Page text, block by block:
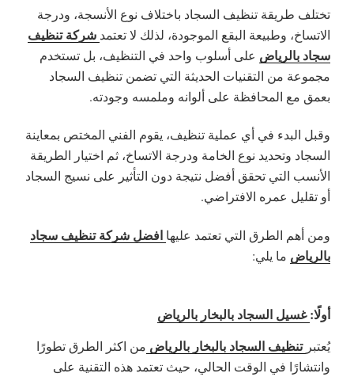
تختلف طريقة تنظيف السجاد باختلاف نوع الأنسجة، ودرجة
الاتساخ، وطبيعة البقع الموجودة، لذلك لا تعتمد شركة تنظيف
سجاد بالرياض على أسلوب واحد في التنظيف، بل تستخدم
مجموعة من التقنيات الحديثة التي تضمن تنظيف السجاد
بعمق مع المحافظة على ألوانه وملمسه وجودته.
وقبل البدء في أي عملية تنظيف، يقوم الفني المختص بمعاينة
السجاد وتحديد نوع الخامة ودرجة الاتساخ، ثم اختيار الطريقة
الأنسب التي تحقق أفضل نتيجة دون التأثير على نسيج السجاد
أو تقليل عمره الافتراضي.
ومن أهم الطرق التي تعتمد عليها افضل شركة تنظيف سجاد
بالرياض ما يلي:
أولًا: غسيل السجاد بالبخار بالرياض
يُعتبر تنظيف السجاد بالبخار بالرياض من اكثر الطرق تطورًا
وانتشارًا في الوقت الحالي، حيث تعتمد هذه التقنية على